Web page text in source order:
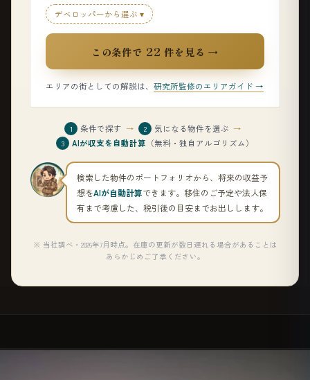
デベロッパーから選ぶ ▾
この条件で 22 件を見る →
エリアの街としての解説は、 研究所監修のエリアガイド →
1 条件で探す → 2 気になる物件を選ぶ →
3 AIが収支を自動計算 （無料・独自アルゴリズム）
検索した物件のポートフォリオから、将来の収益予
想をAIが自動計算できます。移住のご予定や法人保
有まで考慮した、税引後の目安までお出しします。
※ 当社調べ・2026年7月時点。在庫の更新が数日遅れる場合があることは
あらかじめご了承ください。